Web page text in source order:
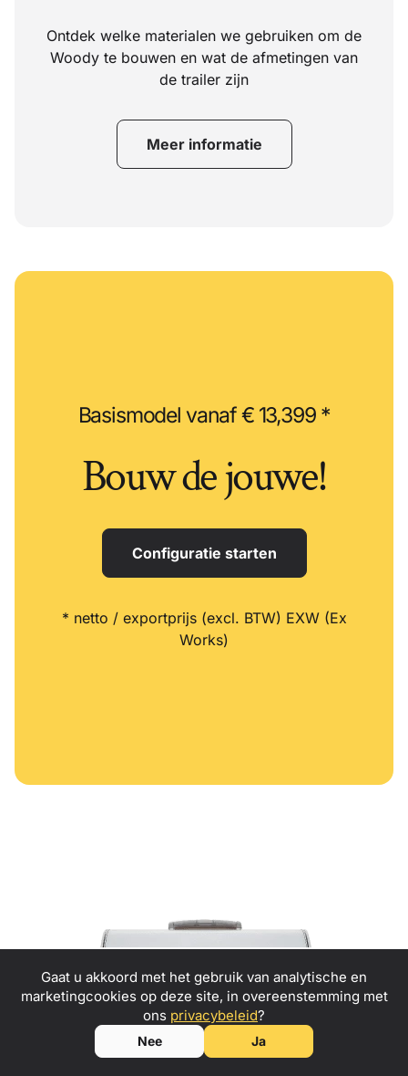
Zet je passie voor avontuur om in winst
neem contact met ons
op om ambassadeur van Kulba mini
caravans te worden!
Ontdek welke materialen we gebruiken om de
Woody te bouwen en wat de afmetingen van
de trailer zijn
Meer informatie
Basismodel vanaf € 13,399 *
Bouw de jouwe!
Configuratie starten
* netto / exportprijs (excl. BTW) EXW (Ex
Works)
Gaat u akkoord met het gebruik van analytische en
marketingcookies op deze site, in overeenstemming met
ons privacybeleid?
Nee Ja